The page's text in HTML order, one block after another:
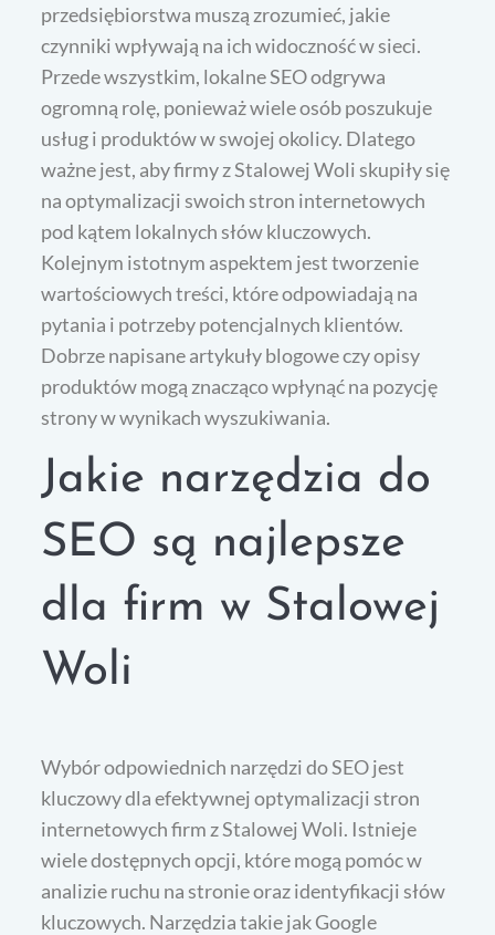
przedsiębiorstwa muszą zrozumieć, jakie
czynniki wpływają na ich widoczność w sieci.
Przede wszystkim, lokalne SEO odgrywa
ogromną rolę, ponieważ wiele osób poszukuje
usług i produktów w swojej okolicy. Dlatego
ważne jest, aby firmy z Stalowej Woli skupiły się
na optymalizacji swoich stron internetowych
pod kątem lokalnych słów kluczowych.
Kolejnym istotnym aspektem jest tworzenie
wartościowych treści, które odpowiadają na
pytania i potrzeby potencjalnych klientów.
Dobrze napisane artykuły blogowe czy opisy
produktów mogą znacząco wpłynąć na pozycję
strony w wynikach wyszukiwania.
Jakie narzędzia do
SEO są najlepsze
dla firm w Stalowej
Woli
Wybór odpowiednich narzędzi do SEO jest
kluczowy dla efektywnej optymalizacji stron
internetowych firm z Stalowej Woli. Istnieje
wiele dostępnych opcji, które mogą pomóc w
analizie ruchu na stronie oraz identyfikacji słów
kluczowych. Narzędzia takie jak Google